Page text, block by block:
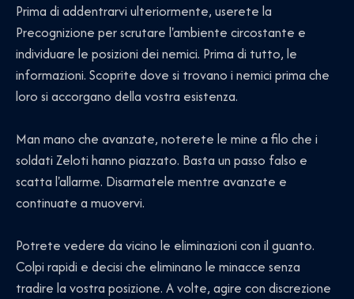
Prima di addentrarvi ulteriormente, userete la
Precognizione per scrutare l'ambiente circostante e
individuare le posizioni dei nemici. Prima di tutto, le
informazioni. Scoprite dove si trovano i nemici prima che
loro si accorgano della vostra esistenza.
Man mano che avanzate, noterete le mine a filo che i
soldati Zeloti hanno piazzato. Basta un passo falso e
scatta l'allarme. Disarmatele mentre avanzate e
continuate a muovervi.
Potrete vedere da vicino le eliminazioni con il guanto.
Colpi rapidi e decisi che eliminano le minacce senza
tradire la vostra posizione. A volte, agire con discrezione